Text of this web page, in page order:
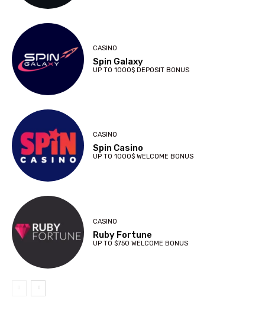
CASINO
Spin Galaxy
UP TO 1000$ DEPOSIT BONUS
CASINO
Spin Casino
UP TO 1000$ WELCOME BONUS
CASINO
Ruby Fortune
UP TO $750 WELCOME BONUS